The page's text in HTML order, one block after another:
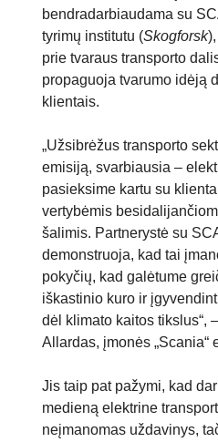
bendradarbiaudama su
tyrimų institutu (Skogforsk
prie tvaraus transporto
propaguoja tvarumo idėją
klientais.
„Užsibrėžus transporto
emisiją, svarbiausia –
pasieksime kartu su
vertybėmis
šalimis. Partnerystė su
demonstruoja, kad tai
pokyčių, kad galėtume
iškastinio kuro ir
dėl klimato kaitos tikslus“,
Allardas, įmonės „Scania“
Jis taip pat pažymi, kad
medieną elektrine
neįmanomas uždavinys,